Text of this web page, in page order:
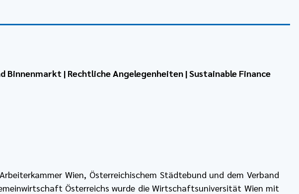
Binnenmarkt | Rechtliche Angelegenheiten |Sustainable Finance
Wien, Österreichischem Städtebund und dem Verband
Österreichs wurde die Wirtschaftsuniversität Wien mit